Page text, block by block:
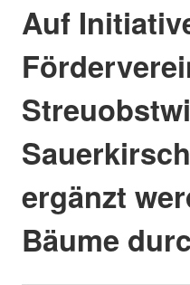
Auf
ergänzt
Bäume